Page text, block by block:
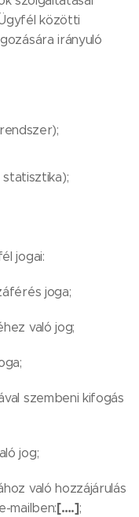
közötti
irányuló
jogai:
joga;
való jog;
szembeni kifogás
jog;
való hozzájárulás
mailben:[….];